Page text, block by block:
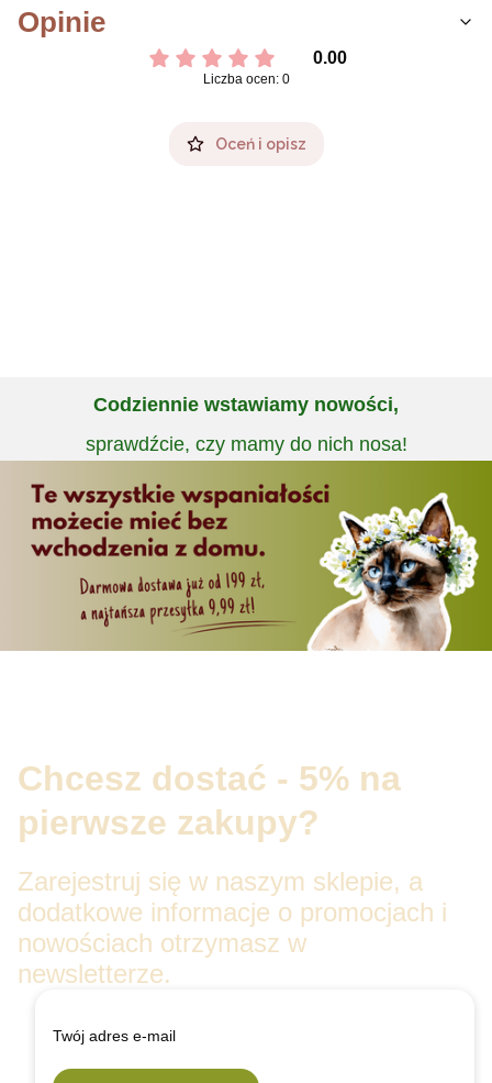
Opinie
0.00
Liczba ocen: 0
Oceń i opisz
Codziennie wstawiamy nowości,
sprawdźcie, czy mamy do nich nosa!
Chcesz dostać - 5% na
pierwsze zakupy?
Zarejestruj się w naszym sklepie, a
dodatkowe informacje o promocjach i
nowościach otrzymasz w
newsletterze.
Twój adres e-mail